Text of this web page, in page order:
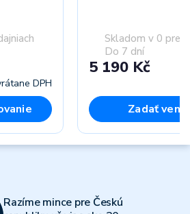
DPH
Skladom v 0
Do 7 dní
5 190 Kč
Zadať
Razíme mince pre Českú